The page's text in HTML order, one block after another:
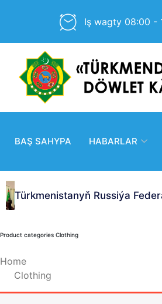
Iş wagty 08:00 -
BAŞ SAHYPA HABARLAR
Türkmenistanyň Russiýa
Product categories Clothing
Home
Clothing